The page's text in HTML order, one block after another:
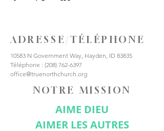
ADRESSE/TÉLÉPHONE
10583 N Government Way, Hayden, ID 83835
Téléphone : (208) 762-6397
office@truenorthchurch.org
NOTRE MISSION
AIME DIEU
AIMER LES AUTRES